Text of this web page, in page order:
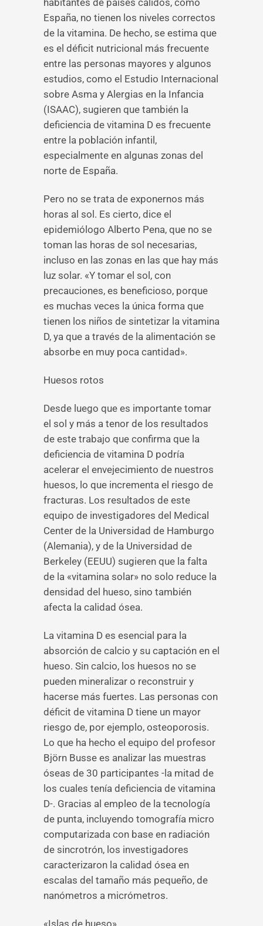
habitantes de países cálidos, como
España, no tienen los niveles correctos
de la vitamina. De hecho, se estima que
es el déficit nutricional más frecuente
entre las personas mayores y algunos
estudios, como el Estudio Internacional
sobre Asma y Alergias en la Infancia
(ISAAC), sugieren que también la
deficiencia de vitamina D es frecuente
entre la población infantil,
especialmente en algunas zonas del
norte de España.
Pero no se trata de exponernos más
horas al sol. Es cierto, dice el
epidemiólogo Alberto Pena, que no se
toman las horas de sol necesarias,
incluso en las zonas en las que hay más
luz solar. «Y tomar el sol, con
precauciones, es beneficioso, porque
es muchas veces la única forma que
tienen los niños de sintetizar la vitamina
D, ya que a través de la alimentación se
absorbe en muy poca cantidad».
Huesos rotos
Desde luego que es importante tomar
el sol y más a tenor de los resultados
de este trabajo que confirma que la
deficiencia de vitamina D podría
acelerar el envejecimiento de nuestros
huesos, lo que incrementa el riesgo de
fracturas. Los resultados de este
equipo de investigadores del Medical
Center de la Universidad de Hamburgo
(Alemania), y de la Universidad de
Berkeley (EEUU) sugieren que la falta
de la «vitamina solar» no solo reduce la
densidad del hueso, sino también
afecta la calidad ósea.
La vitamina D es esencial para la
absorción de calcio y su captación en el
hueso. Sin calcio, los huesos no se
pueden mineralizar o reconstruir y
hacerse más fuertes. Las personas con
déficit de vitamina D tiene un mayor
riesgo de, por ejemplo, osteoporosis.
Lo que ha hecho el equipo del profesor
Björn Busse es analizar las muestras
óseas de 30 participantes -la mitad de
los cuales tenía deficiencia de vitamina
D-. Gracias al empleo de la tecnología
de punta, incluyendo tomografía micro
computarizada con base en radiación
de sincrotrón, los investigadores
caracterizaron la calidad ósea en
escalas del tamaño más pequeño, de
nanómetros a micrómetros.
«Islas de hueso»